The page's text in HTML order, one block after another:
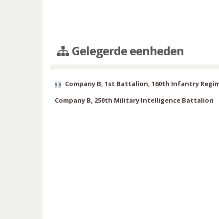
Gelegerde eenheden
Company B, 1st Battalion, 160th Infantry
Company B, 250th Military Intelligence Battalion